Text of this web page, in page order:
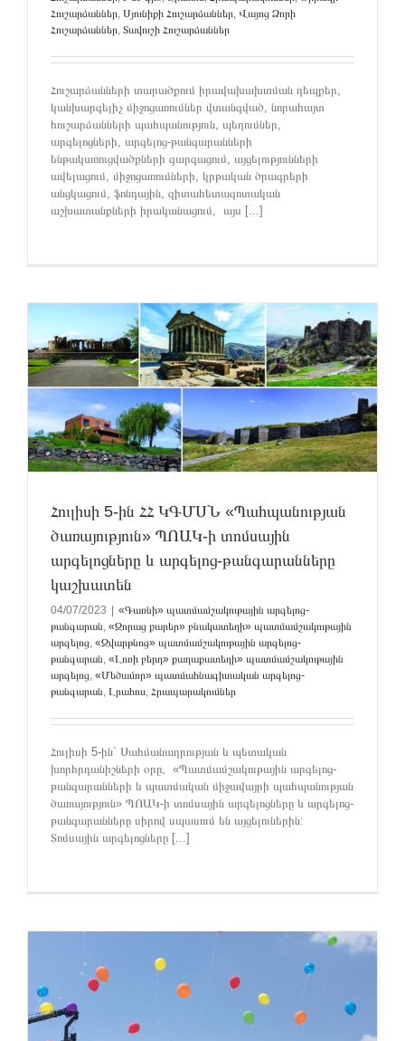
Հուշարձաններ Սյունիքի Հուշարձաններ Վայոց Ձորի
Հուշարձաններ Տավուշի Հուշարձաններ
Հուշարձանների տարածքում իրավախախտման դեպքեր,
կանխարգելիչ միջոցառումներ վտանգված, նորահայտ
հուշարձանների պահպանություն, պեղումներ,
արգելոցների, արգելոց-թանգարանների
ենթակառուցվածքների զարգացում, այցելությունների
ավելացում, միջոցառումների, կրթական ծրագրերի
անցկացում, ֆոնդային, գիտահետազոտական
աշխատանքների իրականացում, այս [...]
Հուլիսի 5-ին ՀՀ ԿԳՄՍՆ «Պահպանության
ծառայություն» ՊՈԱԿ-ի տոմսային
արգելոցները և արգելոց-թանգարանները
կաշխատեն
04/07/2023
«Գառնի» պատմամշակութային արգելոց-
թանգարան, «Զորաց քարեր» բնակատեղի» պատմամշակութային
արգելոց, «Զվարթնոց» պատմամշակութային արգելոց-
թանգարան, «Լոռի բերդ» քաղաքատեղի» պատմամշակութային
արգելոց, «Մեծամոր» պատմահնագիտական արգելոց-
թանգարան, Լրահոս, Հրապարակումներ
Հուլիսի 5-ին` Սահմանադրության և պետական
խորհրդանիշների օրը, «Պատմամշակութային արգելոց-
թանգարանների և պատմական միջավայրի պահպանության
ծառայություն» ՊՈԱԿ-ի տոմսային արգելոցները և արգելոց-
թանգարանները սիրով սպասում են այցելուներին:
Տոմսային արգելոցները [...]